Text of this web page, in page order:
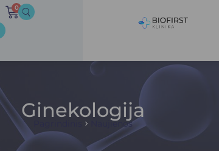
0
Ginekologija
Naujienos